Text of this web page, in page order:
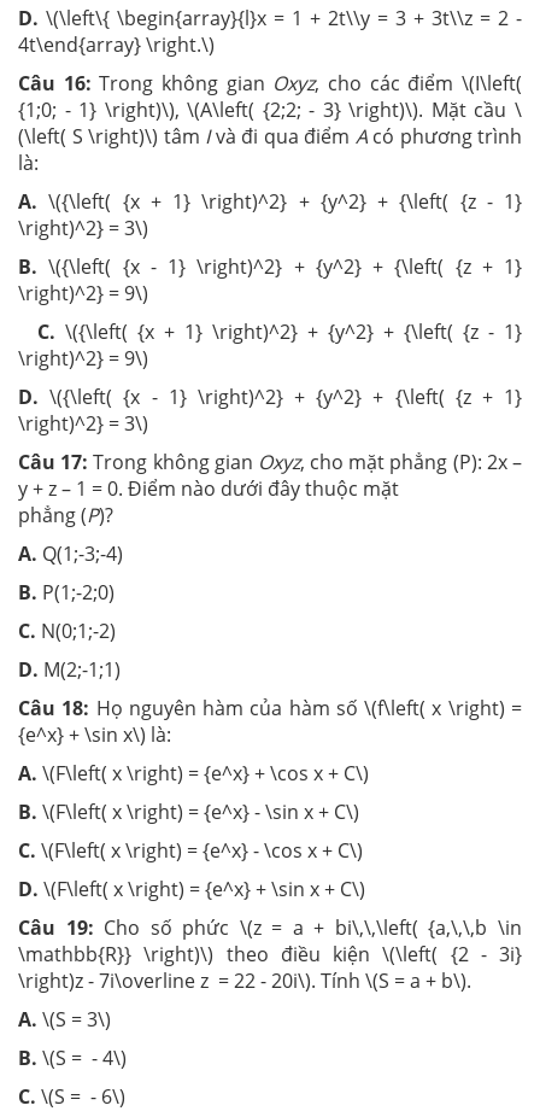
D. \(\left\{ \begin{array}{l}x = 1 + 2t\\y = 3 + 3t\\z = 2 -
4t\end{array} \right.\)
Câu 16:Trong không gian Oxyz, cho các điểm \(I\left(
{1;0; - 1} \right)\), \(A\left( {2;2; - 3} \right)\). Mặt cầu \
(\left( S \right)\) tâm Ivà đi qua điểm A có phương trình
là:
A. \({\left( {x + 1} \right)^2} + {y^2} + {\left( {z - 1}
\right)^2} = 3\)
B.\({\left( {x - 1} \right)^2} + {y^2} + {\left( {z + 1}
\right)^2} = 9\)
C. \({\left( {x + 1} \right)^2} + {y^2} + {\left( {z - 1}
\right)^2} = 9\)
D.\({\left( {x - 1} \right)^2} + {y^2} + {\left( {z + 1}
\right)^2} = 3\)
Câu 17:Trong không gian Oxyz, cho mặt phẳng (P): 2x –
y + z – 1 = 0. Điểm nào dưới đây thuộc mặt
phẳng (P)?
A. Q(1;-3;-4)
B. P(1;-2;0)
C. N(0;1;-2)
D. M(2;-1;1)
Câu 18: Họ nguyên hàm của hàm số \(f\left( x \right) =
{e^x} + \sin x\) là:
A. \(F\left( x \right) = {e^x} + \cos x + C\)
B. \(F\left( x \right) = {e^x} - \sin x + C\)
C. \(F\left( x \right) = {e^x} - \cos x + C\)
D. \(F\left( x \right) = {e^x} + \sin x + C\)
Câu 19: Cho số phức \(z = a + bi\,\,\left( {a,\,\,b \in
\mathbb{R}} \right)\) theo điều kiện \(\left( {2 - 3i}
\right)z - 7i\overline z = 22 - 20i\). Tính \(S = a + b\).
A. \(S = 3\)
B. \(S = - 4\)
C. \(S = - 6\)